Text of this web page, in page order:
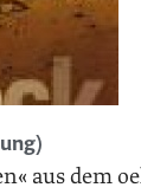
aus dem